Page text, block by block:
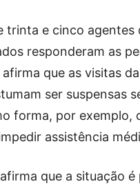
trinta e cinco agentes
responderam as
que as visitas
ser suspensas
forma, por exemplo,
assistência
que a situação é